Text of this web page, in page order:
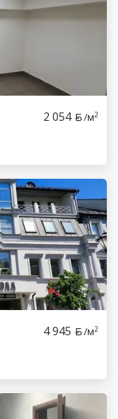
2 054 /м2
4 945 /м2